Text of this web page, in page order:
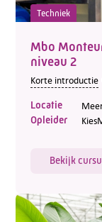
Techniek
Mbo
niveau 2
Korte introductie
Locatie
Opleider
Bekijk